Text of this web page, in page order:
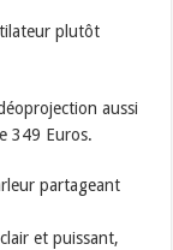
plutôt
aussi
349 Euros.
partageant
et puissant,